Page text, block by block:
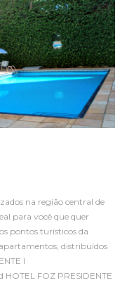
na região central de
para você que quer
pontos turísticos da
distribuídos
I
FOZ PRESIDENTE